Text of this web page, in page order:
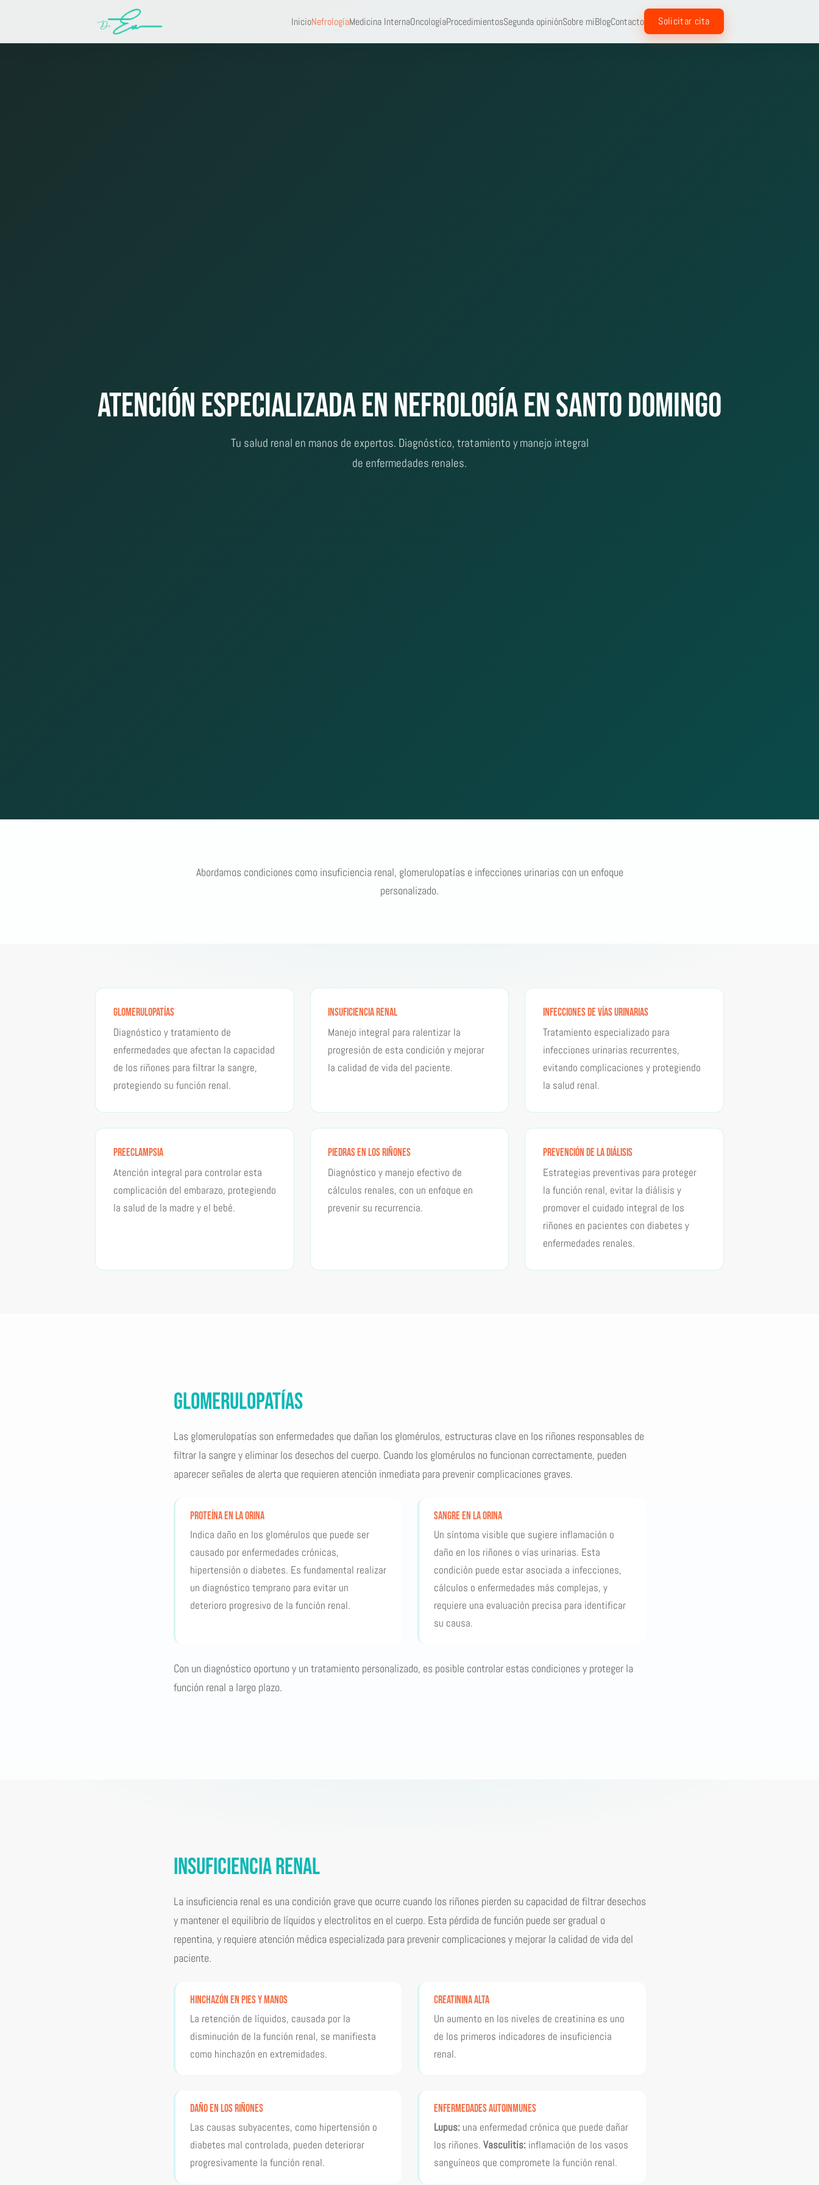
InicioNefrologíaMedicina InternaOncologíaProcedimientosSegunda opiniónSobre miBlogContacto Solicitar cita
Atención Especializada en Nefrología en Santo Domingo
Tu salud renal en manos de expertos. Diagnóstico, tratamiento y manejo integral
de enfermedades renales.
Abordamos condiciones como insuficiencia renal, glomerulopatías e infecciones urinarias con un enfoque
personalizado.
Glomerulopatías
Diagnóstico y tratamiento de
enfermedades que afectan la capacidad
de los riñones para filtrar la sangre,
protegiendo su función renal.
Insuficiencia Renal
Manejo integral para ralentizar la
progresión de esta condición y mejorar
la calidad de vida del paciente.
Infecciones de Vías Urinarias
Tratamiento especializado para
infecciones urinarias recurrentes,
evitando complicaciones y protegiendo
la salud renal.
Preeclampsia
Atención integral para controlar esta
complicación del embarazo, protegiendo
la salud de la madre y el bebé.
Piedras en los Riñones
Diagnóstico y manejo efectivo de
cálculos renales, con un enfoque en
prevenir su recurrencia.
Prevención de la Diálisis
Estrategias preventivas para proteger
la función renal, evitar la diálisis y
promover el cuidado integral de los
riñones en pacientes con diabetes y
enfermedades renales.
Glomerulopatías
Las glomerulopatías son enfermedades que dañan los glomérulos, estructuras clave en los riñones responsables de
filtrar la sangre y eliminar los desechos del cuerpo. Cuando los glomérulos no funcionan correctamente, pueden
aparecer señales de alerta que requieren atención inmediata para prevenir complicaciones graves.
Proteína en la orina
Indica daño en los glomérulos que puede ser
causado por enfermedades crónicas,
hipertensión o diabetes. Es fundamental realizar
un diagnóstico temprano para evitar un
deterioro progresivo de la función renal.
Sangre en la orina
Un síntoma visible que sugiere inflamación o
daño en los riñones o vías urinarias. Esta
condición puede estar asociada a infecciones,
cálculos o enfermedades más complejas, y
requiere una evaluación precisa para identificar
su causa.
Con un diagnóstico oportuno y un tratamiento personalizado, es posible controlar estas condiciones y proteger la
función renal a largo plazo.
Insuficiencia Renal
La insuficiencia renal es una condición grave que ocurre cuando los riñones pierden su capacidad de filtrar desechos
y mantener el equilibrio de líquidos y electrolitos en el cuerpo. Esta pérdida de función puede ser gradual o
repentina, y requiere atención médica especializada para prevenir complicaciones y mejorar la calidad de vida del
paciente.
Hinchazón en pies y manos
La retención de líquidos, causada por la
disminución de la función renal, se manifiesta
como hinchazón en extremidades.
Creatinina alta
Un aumento en los niveles de creatinina es uno
de los primeros indicadores de insuficiencia
renal.
Daño en los riñones
Las causas subyacentes, como hipertensión o
diabetes mal controlada, pueden deteriorar
progresivamente la función renal.
Enfermedades autoinmunes
Lupus:una enfermedad crónica que puede dañar
los riñones. Vasculitis:inflamación de los vasos
sanguíneos que compromete la función renal.